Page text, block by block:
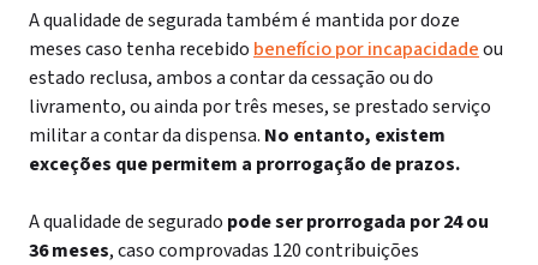
A qualidade de segurada também é mantida por doze
meses caso tenha recebido benefício por incapacidadeou
estado reclusa, ambos a contar da cessação ou do
livramento, ou ainda por três meses, se prestado serviço
militar a contar da dispensa. No entanto, existem
exceções que permitem a prorrogação de prazos.
A qualidade de segurado pode ser prorrogada por 24 ou
36 meses, caso comprovadas 120 contribuições